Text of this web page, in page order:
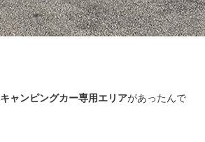
キャンピングカー専用エリアがあったんで